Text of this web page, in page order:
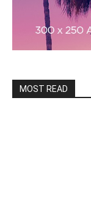
MOST READ